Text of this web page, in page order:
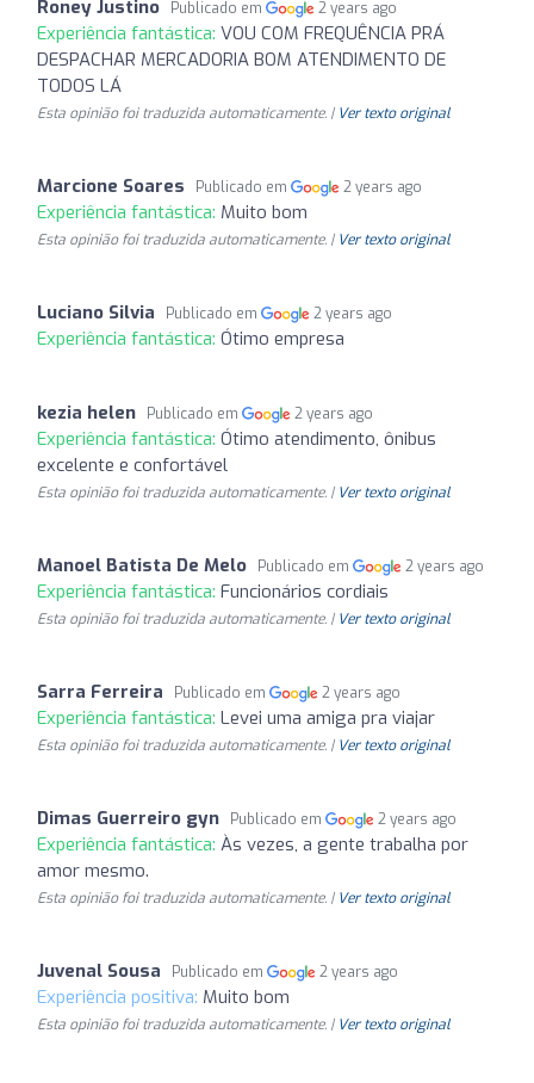
Roney Justino Publicado em 2 years ago
Experiência fantástica: VOU COM FREQUÊNCIA PRÁ
DESPACHAR MERCADORIA BOM ATENDIMENTO DE
TODOS LÁ
Esta opinião foi traduzida automaticamente. | Ver texto original
Marcione Soares Publicado em 2 years ago
Experiência fantástica: Muito bom
Esta opinião foi traduzida automaticamente. | Ver texto original
Luciano Silvia Publicado em 2 years ago
Experiência fantástica: Ótimo empresa
kezia helen Publicado em 2 years ago
Experiência fantástica: Ótimo atendimento, ônibus
excelente e confortável
Esta opinião foi traduzida automaticamente. | Ver texto original
Manoel Batista De Melo Publicado em 2 years ago
Experiência fantástica: Funcionários cordiais
Esta opinião foi traduzida automaticamente. | Ver texto original
Sarra Ferreira Publicado em 2 years ago
Experiência fantástica: Levei uma amiga pra viajar
Esta opinião foi traduzida automaticamente. | Ver texto original
Dimas Guerreiro gyn Publicado em 2 years ago
Experiência fantástica: Às vezes, a gente trabalha por
amor mesmo.
Esta opinião foi traduzida automaticamente. | Ver texto original
Juvenal Sousa Publicado em 2 years ago
Experiência positiva: Muito bom
Esta opinião foi traduzida automaticamente. | Ver texto original